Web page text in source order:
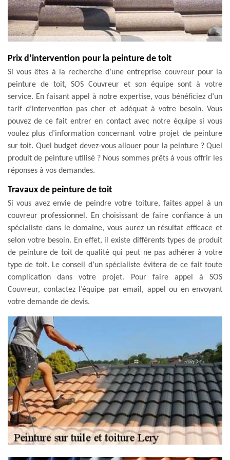
Prix d’intervention pour la peinture de toit
Si vous êtes à la recherche d’une entreprise couvreur pour la
peinture de toit, SOS Couvreur et son équipe sont à votre
service. En faisant appel à notre expertise, vous bénéficiez d’un
tarif d’intervention pas cher et adéquat à votre besoin. Vous
pouvez de ce fait entrer en contact avec notre équipe si vous
voulez plus d’information concernant votre projet de peinture
sur toit. Quel budget devez-vous allouer pour la peinture ? Quel
produit de peinture utilisé ? Nous sommes prêts à vous offrir les
réponses à vos demandes.
Travaux de peinture de toit
Si vous avez envie de peindre votre toiture, faites appel à un
couvreur professionnel. En choisissant de faire confiance à un
spécialiste dans le domaine, vous aurez un résultat efficace et
selon votre besoin. En effet, il existe différents types de produit
de peinture de toit de qualité qui peut ne pas adhérer à votre
type de toit. Le conseil d’un spécialiste évitera de ce fait toute
complication dans votre projet. Pour faire appel à SOS
Couvreur, contactez l’équipe par email, appel ou en envoyant
votre demande de devis.